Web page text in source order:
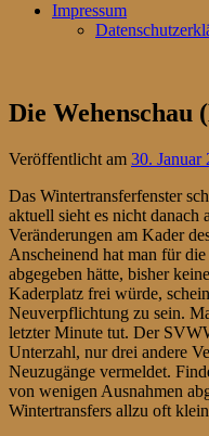
Impressum
Die Wehenschau
Veröffentlicht am 30. Januar
Das Wintertransferfenster
aktuell sieht es nicht danach
Veränderungen am Kader
Anscheinend hat man für
abgegeben hätte, bisher
Kaderplatz frei würde,
Neuverpflichtung zu sein.
letzter Minute tut. Der
Unterzahl, nur drei andere
Neuzugänge vermeldet.
von wenigen Ausnahmen
Wintertransfers allzu oft